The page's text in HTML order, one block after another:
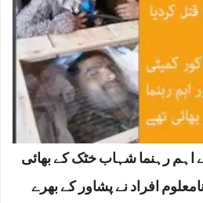
رہنما شہاب خٹک کے بھائی
افراد نے پشاور کے بھرے